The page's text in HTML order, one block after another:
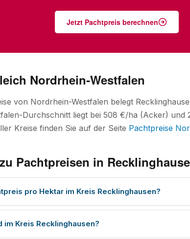
Jetzt Pachtpreis berechnen
Nordrhein-Westfalen
von Nordrhein-Westfalen belegt
Durchschnitt liegt bei 508 €/ha (Acker) und
Kreise finden Sie auf der Seite Pachtpreise
Pachtpreisen in
pro Hektar im Kreis Recklinghausen?
Kreis Recklinghausen?